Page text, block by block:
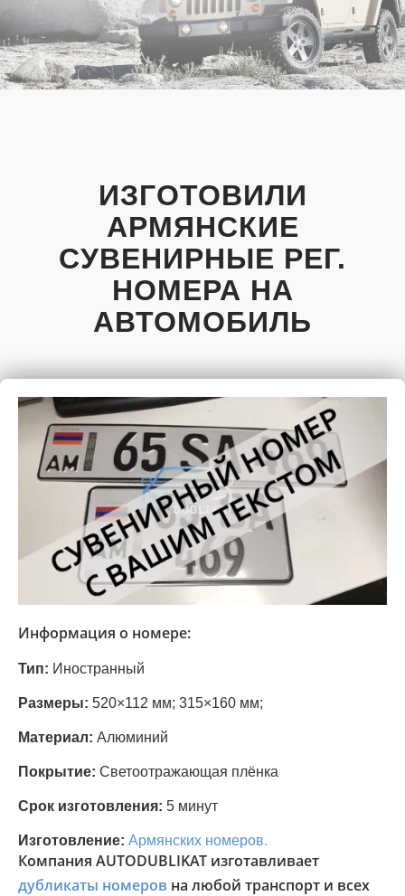
ИЗГОТОВИЛИ
АРМЯНСКИЕ
СУВЕНИРНЫЕ РЕГ.
НОМЕРА НА
АВТОМОБИЛЬ
Информация о номере:
Тип: Иностранный
Размеры: 520×112 мм; 315×160 мм;
Материал: Алюминий
Покрытие: Светоотражающая плёнка
Срок изготовления: 5 минут
Изготовление: Армянских номеров.
Компания AUTODUBLIKAT изготавливает
дубликаты номеров на любой транспорт и всех